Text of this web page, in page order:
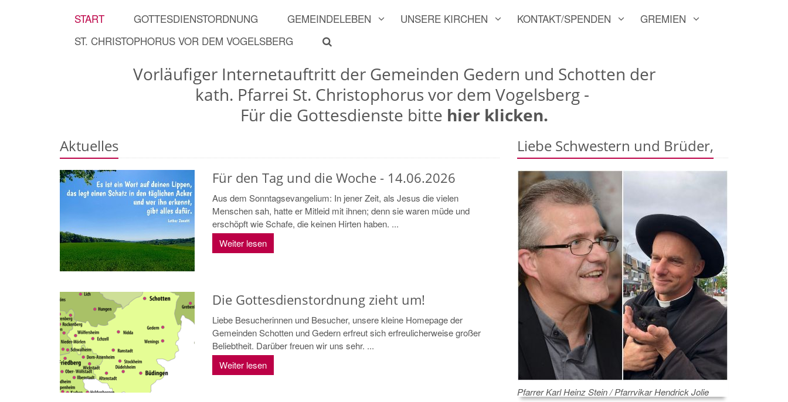
START GOTTESDIENSTORDNUNG GEMEINDELEBEN UNSERE KIRCHEN KONTAKT/SPENDEN
GREMIEN
ST. CHRISTOPHORUS VOR DEM VOGELSBERG
Vorläufiger Internetauftritt der Gemeinden Gedern und Schotten der
kath. Pfarrei St. Christophorus vor dem Vogelsberg -
Für die Gottesdienste bitte hier klicken.
Aktuelles
Für den Tag und die Woche - 14.06.2026
Aus dem Sonntagsevangelium: In jener Zeit, als Jesus die vielen
Menschen sah, hatte er Mitleid mit ihnen; denn sie waren müde und
erschöpft wie Schafe, die keinen Hirten haben. ...
Weiter lesen
Die Gottesdienstordnung zieht um!
Liebe Besucherinnen und Besucher, unsere kleine Homepage der
Gemeinden Schotten und Gedern erfreut sich erfreulicherweise großer
Beliebtheit. Darüber freuen wir uns sehr. ...
Weiter lesen
Liebe Schwestern und Brüder,
Pfarrer Karl Heinz Stein / Pfarrvikar Hendrick Jolie